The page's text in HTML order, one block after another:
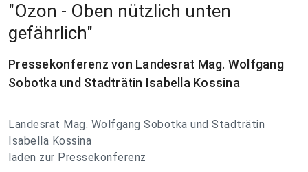
"Ozon - Oben nützlich unten
gefährlich"
Pressekonferenz von Landesrat Mag. Wolfgang
Sobotka und Stadträtin Isabella Kossina
Landesrat Mag. Wolfgang Sobotka und Stadträtin
Isabella Kossina
laden zur Pressekonferenz